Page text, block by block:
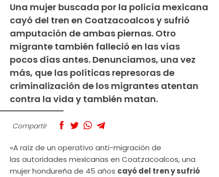
Una mujer buscada por la policía mexicana
cayó del tren en Coatzacoalcos y sufrió
amputación de ambas piernas. Otro
migrante también falleció en las vías
pocos días antes. Denunciamos, una vez
más, que las políticas represoras de
criminalización de los migrantes atentan
contra la vida y también matan.
Compartir
«A raíz de un operativo anti-migración de
las autoridades mexicanas en Coatzacoalcos, una
mujer hondureña de 45 años cayó del tren y sufrió